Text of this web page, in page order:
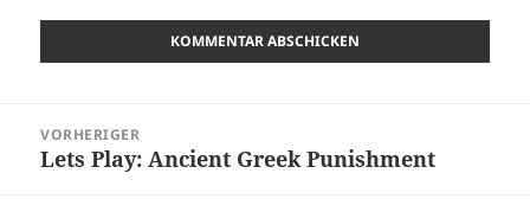
VORHERIGER
Vorheriger
Lets Play: Ancient Greek Punishment